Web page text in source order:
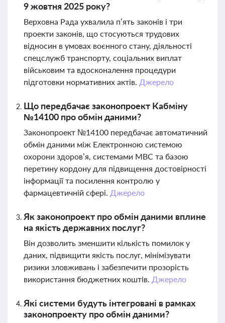
9 жовтня 2025 року?
Верховна Рада ухвалила п’ять законів і три
проекти законів, що стосуються трудових
відносин в умовах воєнного стану, діяльності
спецслужб транспорту, соціальних виплат
військовим та вдосконалення процедури
підготовки нормативних актів. Джерело
Що передбачає законопроект Кабміну
№14100 про обмін даними?
Законопроект №14100 передбачає автоматичний
обмін даними між Електронною системою
охорони здоров’я, системами МВС та базою
перетину кордону для підвищення достовірності
інформації та посилення контролю у
фармацевтичній сфері. Джерело
Як законопроект про обмін даними вплине
на якість державних послуг?
Він дозволить зменшити кількість помилок у
даних, підвищити якість послуг, мінімізувати
ризики зловживань і забезпечити прозорість
використання бюджетних коштів. Джерело
Які системи будуть інтегровані в рамках
законопроекту про обмін даними?